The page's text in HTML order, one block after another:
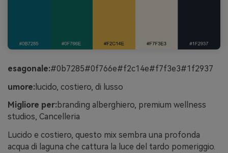
esagonale:#0b7285#0f766e#f2c14e#f7f3e3#1f2937
umore: lucido, costiero, di lusso
Migliore per:branding alberghiero, premium wellness
studios, Cancelleria
Lucido e costiero, questo mix sembra una profonda
acqua di laguna che cattura la luce del tardo pomeriggio.